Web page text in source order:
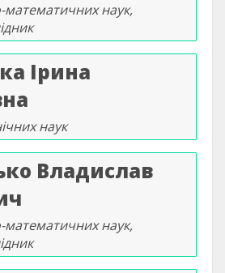
математичних наук,
Ірина
наук
Владислав
математичних наук,